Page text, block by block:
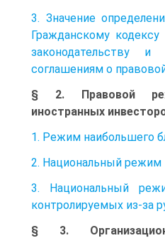
3. Значение
Гражданскому
законодательству
соглашениям о
§ 2. Правовой
иностранных
1. Режим наибольшего
2. Национальный режим
3. Национальный
контролируемых из-за
§ 3.